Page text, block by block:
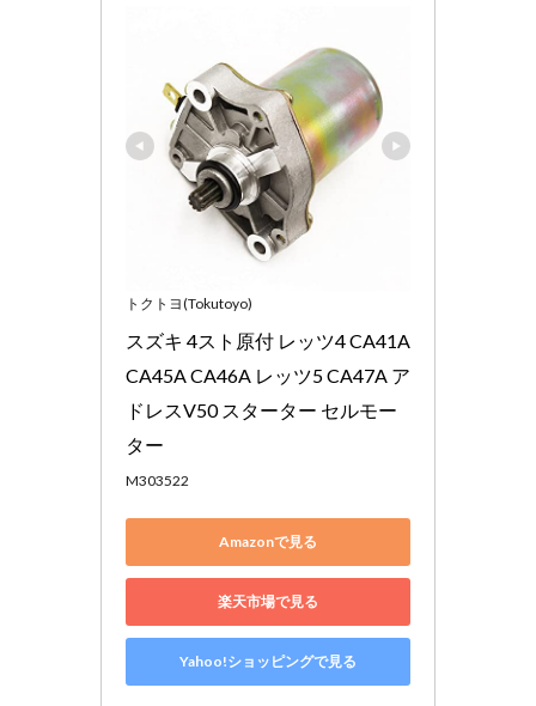
トクトヨ(Tokutoyo)
スズキ 4スト原付 レッツ4 CA41A
CA45A CA46A レッツ5 CA47A ア
ドレスV50 スターター セルモー
ター
M303522
Amazonで見る
楽天市場で見る
Yahoo!ショッピングで見る